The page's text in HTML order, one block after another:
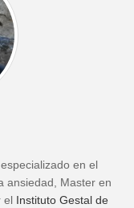
en el
ansiedad, Master en
el Instituto Gestal de